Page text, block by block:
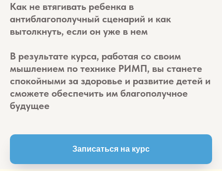
Как не втягивать ребенка в
антиблагополучный сценарий и как
вытолкнуть, если он уже в нем
В результате курса, работая со своим
мышлением по технике РИМП, вы станете
спокойными за здоровье и развитие детей и
сможете обеспечить им благополучное
будущее
Записаться на курс